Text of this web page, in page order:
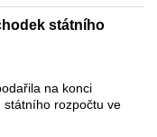
státního
na konci
státního rozpočtu ve